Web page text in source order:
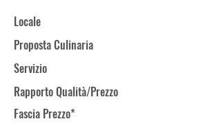
Locale
Proposta Culinaria
Servizio
Rapporto Qualità/Prezzo
Fascia Prezzo*